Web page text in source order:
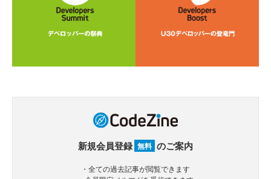
新規会員登録 無料 のご案内
・全ての過去記事が閲覧できます